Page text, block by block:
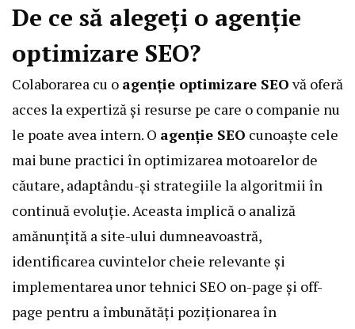
De ce să alegeți o agenție
optimizare SEO?
Colaborarea cu o agenție optimizare SEO vă oferă
acces la expertiză și resurse pe care o companie nu
le poate avea intern. O agenție SEO cunoaște cele
mai bune practici în optimizarea motoarelor de
căutare, adaptându-și strategiile la algoritmii în
continuă evoluție. Aceasta implică o analiză
amănunțită a site-ului dumneavoastră,
identificarea cuvintelor cheie relevante și
implementarea unor tehnici SEO on-page și off-
page pentru a îmbunătăți poziționarea în